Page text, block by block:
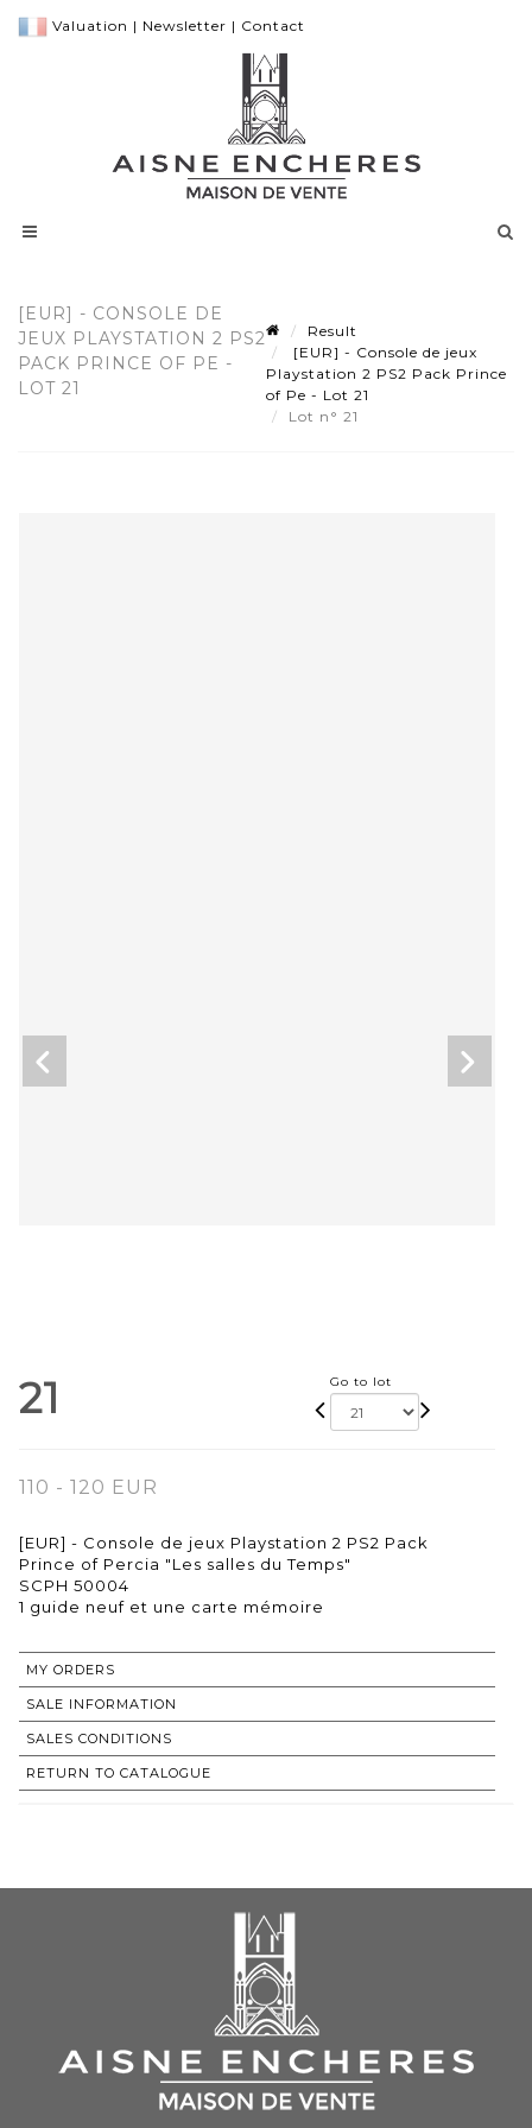
Valuation | Newsletter | Contact
[EUR] - CONSOLE DE
JEUX PLAYSTATION 2 PS2
PACK PRINCE OF PE -
LOT 21
Result
[EUR] - Console de jeux
Playstation 2 PS2 Pack Prince
of Pe - Lot 21
Lot n° 21
21 Go to lot
110 - 120 EUR
[EUR] - Console de jeux Playstation 2 PS2 Pack
Prince of Percia "Les salles du Temps"
SCPH 50004
1 guide neuf et une carte mémoire
MY ORDERS
SALE INFORMATION
SALES CONDITIONS
RETURN TO CATALOGUE